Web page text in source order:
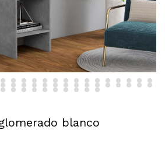
blanco